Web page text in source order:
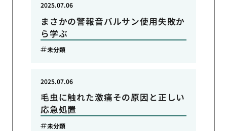
まさかの警報音バルサン使用失敗か
ら学ぶ
2025.07.06
未分類
毛虫に触れた激痛その原因と正しい
応急処置
2025.07.06
未分類